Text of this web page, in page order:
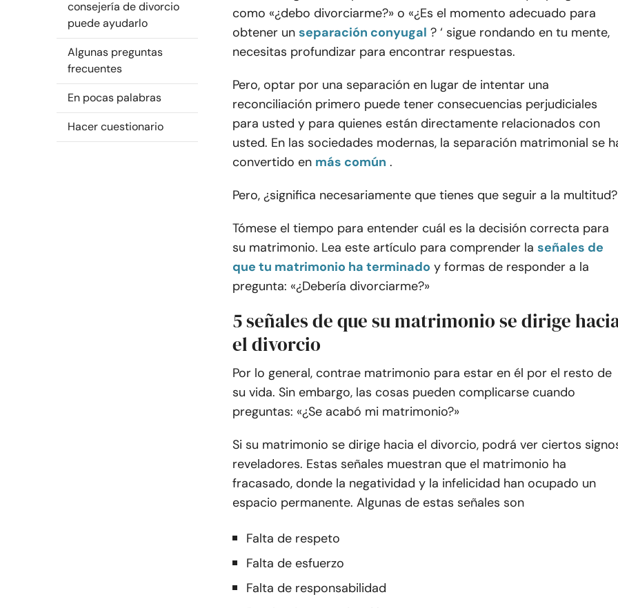
consejería de divorcio
puede ayudarlo
Algunas preguntas
frecuentes
En pocas palabras
Hacer cuestionario
como «¿debo divorciarme?» o «¿Es el momento adecuado para
obtener un separación conyugal ? ‘ sigue rondando en tu mente,
necesitas profundizar para encontrar respuestas.
Pero, optar por una separación en lugar de intentar una
reconciliación primero puede tener consecuencias perjudiciales
para usted y para quienes están directamente relacionados con
usted. En las sociedades modernas, la separación matrimonial se
convertido en más común .
Pero, ¿significa necesariamente que tienes que seguir a la multitud?
Tómese el tiempo para entender cuál es la decisión correcta para
su matrimonio. Lea este artículo para comprender la señales de
que tu matrimonio ha terminado y formas de responder a la
pregunta: «¿Debería divorciarme?»
5 señales de que su matrimonio se dirige
el divorcio
Por lo general, contrae matrimonio para estar en él por el resto de
su vida. Sin embargo, las cosas pueden complicarse cuando
preguntas: «¿Se acabó mi matrimonio?»
Si su matrimonio se dirige hacia el divorcio, podrá ver ciertos
reveladores. Estas señales muestran que el matrimonio ha
fracasado, donde la negatividad y la infelicidad han ocupado un
espacio permanente. Algunas de estas señales son
Falta de respeto
Falta de esfuerzo
Falta de responsabilidad